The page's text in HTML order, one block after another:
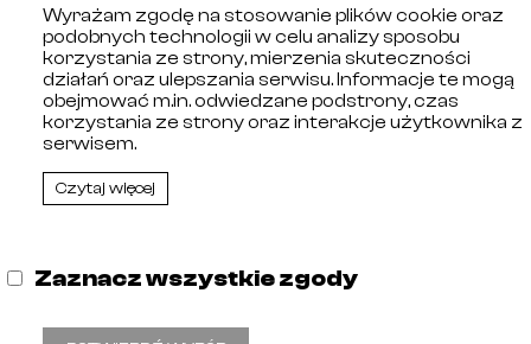
Wyrażam zgodę na stosowanie plików cookie oraz
podobnych technologii w celu analizy sposobu
korzystania ze strony, mierzenia skuteczności
działań oraz ulepszania serwisu. Informacje te mogą
obejmować m.in. odwiedzane podstrony, czas
korzystania ze strony oraz interakcje użytkownika z
serwisem.
Czytaj więcej
Zaznacz wszystkie zgody